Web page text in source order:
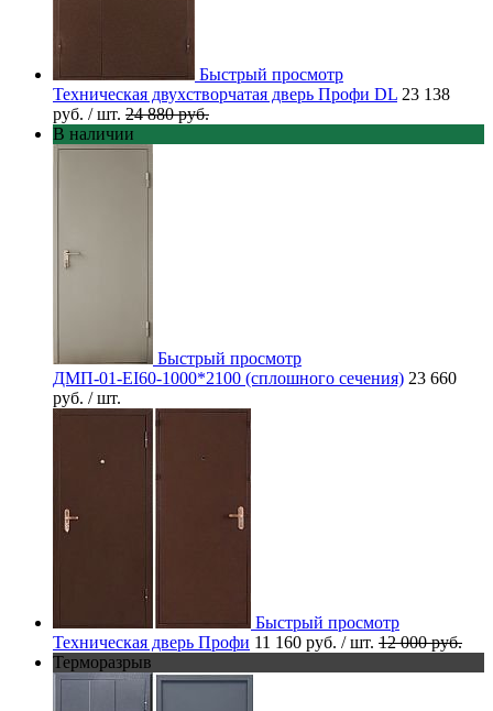
Быстрый просмотр
Техническая двухстворчатая дверь Профи DL 23 138
руб. / шт. 24 880 руб.
В наличии
Быстрый просмотр
ДМП-01-EI60-1000*2100 (сплошного сечения) 23 660
руб. / шт.
Быстрый просмотр
Техническая дверь Профи 11 160 руб. / шт. 12 000 руб.
Терморазрыв